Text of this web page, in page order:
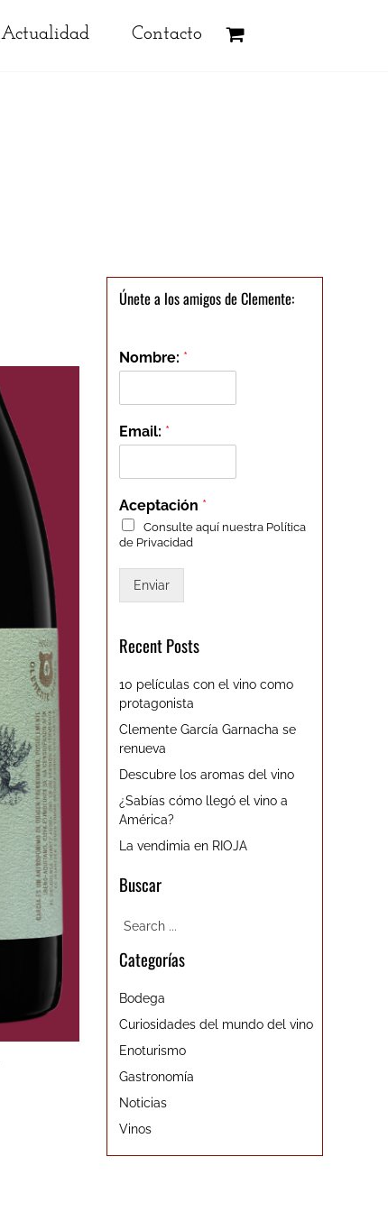
Actualidad Contacto
Únete a los amigos de Clemente:
Nombre: *
Email: *
Aceptación *
Consulte aquí nuestra Política
de Privacidad
Enviar
Recent Posts
10 películas con el vino como
protagonista
Clemente García Garnacha se
renueva
Descubre los aromas del vino
¿Sabías cómo llegó el vino a
América?
La vendimia en RIOJA
Buscar
Categorías
Bodega
Curiosidades del mundo del vino
Enoturismo
Gastronomía
Noticias
Vinos